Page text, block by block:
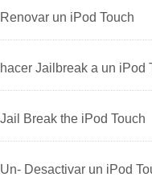
un iPod Touch
Jailbreak a un iPod
Break the iPod Touch
Desactivar un iPod